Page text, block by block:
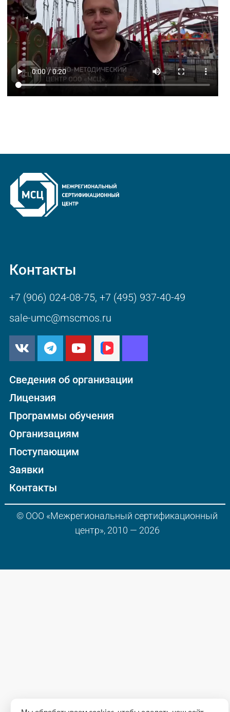
Контакты
+7 (906) 024-08-75, +7 (495) 937-40-49
sale-umc@mscmos.ru
Сведения об организации
Лицензия
Программы обучения
Организациям
Поступающим
Заявки
Контакты
© ООО «Межрегиональный сертификационный
центр», 2010 — 2026